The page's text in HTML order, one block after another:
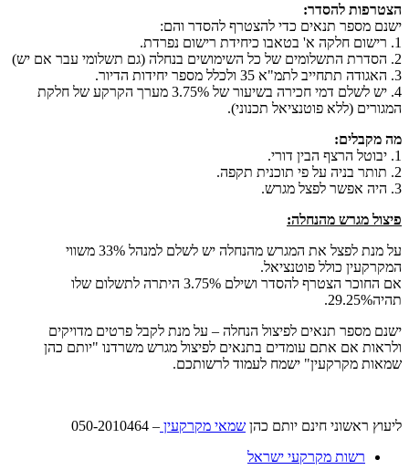
הצטרפות להסדר:
ישנם מספר תנאים כדי להצטרף להסדר והם:
1. רישום חלקה א' בטאבו כיחידת רישום נפרדת.
2. הסדרת התשלומים של כל השימושים בנחלה (גם תשלומי עבר אם יש)
3. האגודה תתחייב לתמ"א 35 ולכלל מספר יחידות הדיור.
4. יש לשלם דמי חכירה בשיעור של 3.75% מערך הקרקע של חלקת
המגורים (ללא פוטנציאל תכנוני).
מה מקבלים:
1. יבוטל הרצף הבין דורי.
2. תותר בניה על פי תוכנית תקפה.
3. היה אפשר לפצל מגרש.
פיצול מגרש מהנחלה:
על מנת לפצל את המגרש מהנחלה יש לשלם למנהל 33% משווי
המקרקעין כולל פוטנציאל.
אם החוכר הצטרף להסדר ושילם 3.75% היתרה לתשלום שלו
תהיה29.25%.
ישנם מספר תנאים לפיצול הנחלה – על מנת לקבל פרטים מדויקים
ולראות אם אתם עומדים בתנאים לפיצול מגרש משרדנו "יותם כהן
שמאות מקרקעין" ישמח לעמוד לרשותכם.
ליעוץ ראשוני חינם יותם כהן שמאי מקרקעין – 050-2010464
רשות מקרקעי ישראל